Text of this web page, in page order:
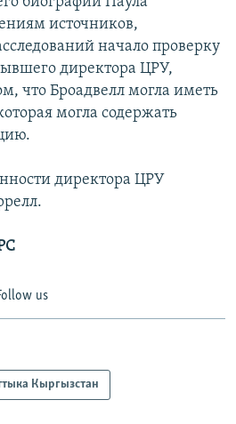
источников,
начало проверку
директора ЦРУ,
что Броадвелл могла иметь
могла содержать
директора ЦРУ
us
Кыргызстан